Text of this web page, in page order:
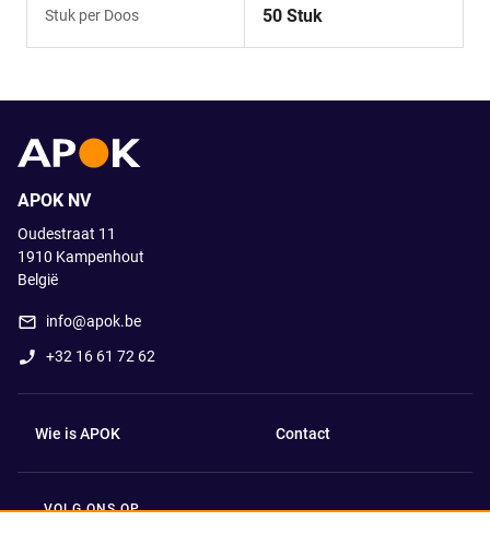
Stuk per Doos 50 Stuk
APOK NV
Oudestraat 11
1910 Kampenhout
België
info@apok.be
+32 16 61 72 62
Wie is APOK Contact
VOLG ONS OP